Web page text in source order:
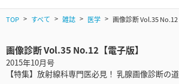
TOP すべて 雑誌 医学 画像診断 Vol.35 No.12
画像診断 Vol.35 No.12【電子版】
2015年10月号
【特集】放射線科専門医必見！ 乳腺画像診断の